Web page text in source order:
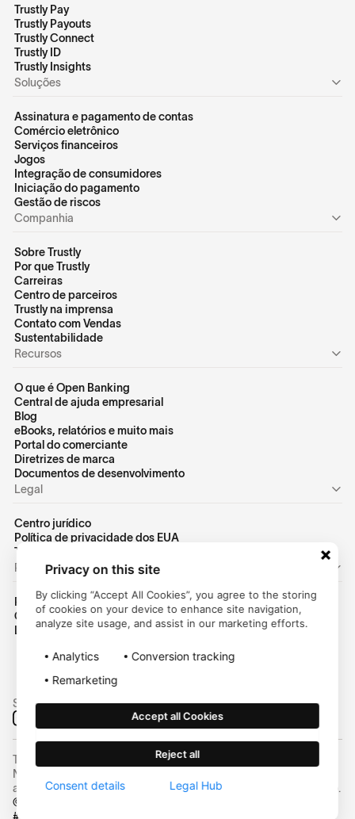
Trustly Pay
Trustly Payouts
Trustly Connect
Trustly ID
Trustly Insights
Soluções
Assinatura e pagamento de contas
Comércio eletrônico
Serviços financeiros
Jogos
Integração de consumidores
Iniciação do pagamento
Gestão de riscos
Companhia
Sobre Trustly
Por que Trustly
Carreiras
Centro de parceiros
Trustly na imprensa
Contato com Vendas
Sustentabilidade
Recursos
O que é Open Banking
Central de ajuda empresarial
Blog
eBooks, relatórios e muito mais
Portal do comerciante
Diretrizes de marca
Documentos de desenvolvimento
Legal
Centro jurídico
Política de privacidade dos EUA
Termos de uso dos EUA
Pessoal
Página inicial do consumidor
Centro de ajuda
Login do cliente
Siga-nos nas redes sociais:
Trustly, Inc. é responsável pela Trustly Payments na Carolina do
Norte. A Trustly não é uma empresa fiduciária e não está
aprovada para conduzir negócios fiduciários em nenhum estado.
© 2025 Trustly, Inc. Todos os direitos reservados | NMLS
Privacy on this site
By clicking “Accept All Cookies”, you agree to the storing
of cookies on your device to enhance site navigation,
analyze site usage, and assist in our marketing efforts.
Analytics
Conversion tracking
Remarketing
Accept all Cookies
Reject all
Consent details Legal Hub